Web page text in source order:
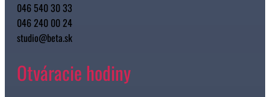
046 540 30 33
046 240 00 24
studio@beta.sk
Otváracie hodiny